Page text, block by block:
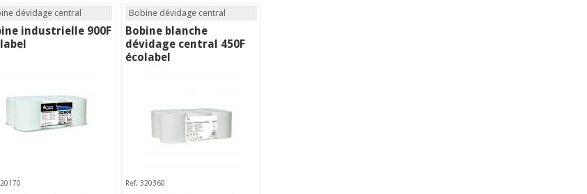
dévidage central
industrielle 900F
Bobine dévidage central
Bobine blanche
dévidage central 450F
écolabel
Ref. 320360